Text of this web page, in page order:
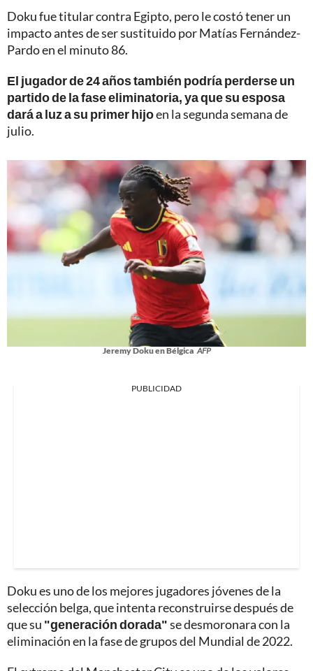
Doku fue titular contra Egipto, pero le costó tener un
impacto antes de ser sustituido por Matías Fernández-
Pardo en el minuto 86.
El jugador de 24 años también podría perderse un
partido de la fase eliminatoria, ya que su esposa
dará a luz a su primer hijoen la segunda semana de
julio.
Jeremy Doku en Bélgica AFP
PUBLICIDAD
Doku es uno de los mejores jugadores jóvenes de la
selección belga, que intenta reconstruirse después de
que su "generación dorada"se desmoronara con la
eliminación en la fase de grupos del Mundial de 2022.